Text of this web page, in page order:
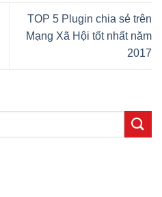
TOP 5 Plugin chia sẻ trên
Mạng Xã Hội tốt nhất năm
2017